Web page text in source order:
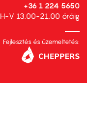
+36 1 224 5650
H-V 13.00-21.00 óráig
Fejlesztés és üzemeltetés: